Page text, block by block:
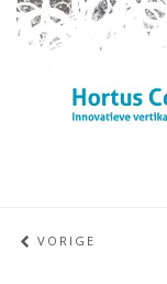
VORIGE